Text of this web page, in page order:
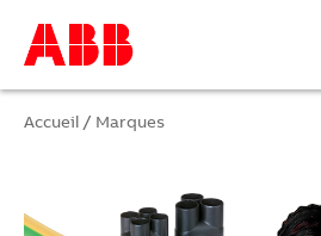
Accueil / Marques